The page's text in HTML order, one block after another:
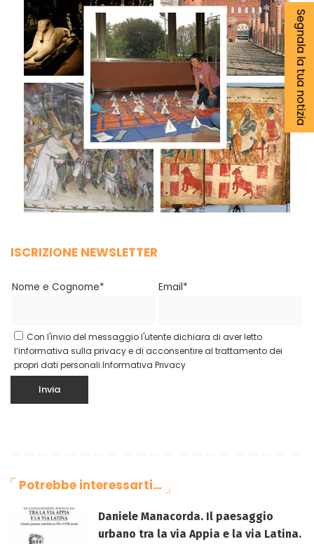
ISCRIZIONE NEWSLETTER
Nome e Cognome* Email*
Con l'invio del messaggio l'utente dichiara di aver letto
l’informativa sulla privacy e di acconsentire al trattamento dei
propri dati personali.Informativa Privacy
Potrebbe interessarti…
Daniele Manacorda. Il paesaggio
urbano tra la via Appia e la via Latina.
Segnala la tua notizia